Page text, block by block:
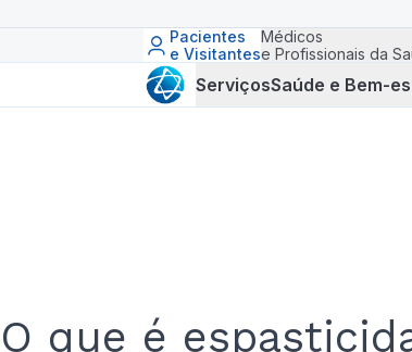
Pacientes
e Visitantes
Médicos
e Profissionais da
ServiçosSaúde e Bem-
O que é